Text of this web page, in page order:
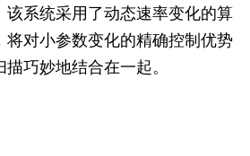
该系统采用了动态速率变化的算
将对小参数变化的精确控制优势
巧妙地结合在一起。